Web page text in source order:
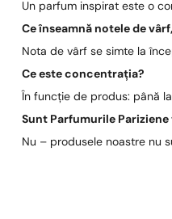
Un parfum inspirat este o
Ce înseamnă notele de
Nota de vârf se simte la
Ce este concentrația?
În funcție de produs: până
Sunt Parfumurile
Nu – produsele noastre nu